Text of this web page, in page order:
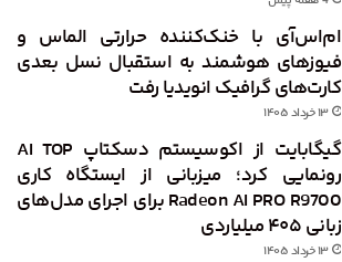
ام‌اس‌آی با خنک‌کننده حرارتی الماس و
فیوزهای هوشمند به استقبال نسل بعدی
کارت‌های گرافیک انویدیا رفت
۱۳ خرداد ۱۴۰۵
گیگابایت از اکوسیستم دسکتاپ AI TOP
رونمایی کرد؛ میزبانی از ایستگاه کاری
Radeon AI PRO R9700 برای اجرای مدل‌های
زبانی ۴۰۵ میلیاردی
۱۳ خرداد ۱۴۰۵